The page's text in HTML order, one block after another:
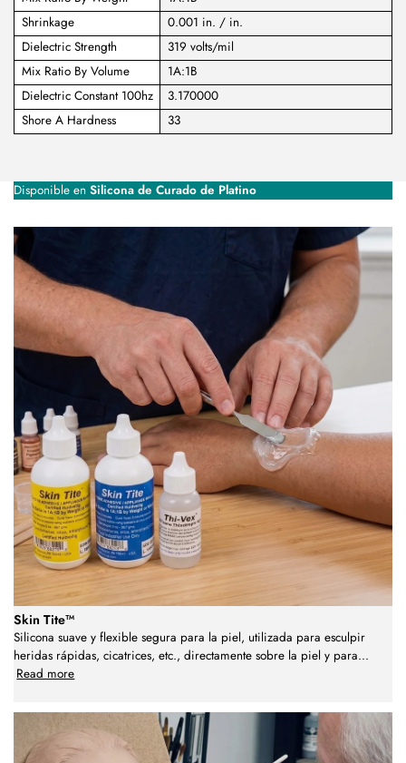
Shrinkage
0.001 in. / in.
Dielectric Strength
319 volts/mil
Mix Ratio By Volume
1A:1B
Dielectric Constant 100hz
3.170000
Shore A Hardness
33
Disponible en Silicona de Curado de Platino
Skin Tite™
Silicona suave y flexible segura para la piel, utilizada para esculpir
heridas rápidas, cicatrices, etc., directamente sobre la piel y para...
Read more